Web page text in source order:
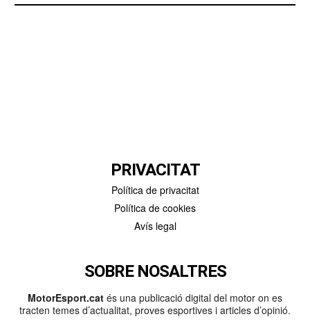
PRIVACITAT
Política de privacitat
Política de cookies
Avís legal
SOBRE NOSALTRES
MotorEsport.cat és una publicació digital del motor on es
tracten temes d’actualitat, proves esportives i articles d’opinió.